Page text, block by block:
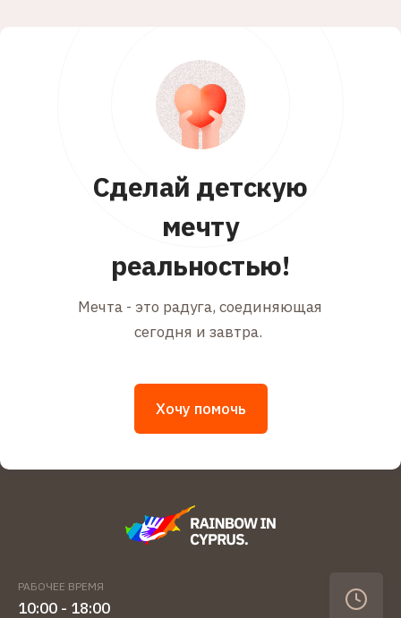
Сделай детскую
мечту
реальностью!
Мечта - это радуга, соединяющая
сегодня и завтра.
Хочу помочь
РАБОЧЕЕ ВРЕМЯ
10:00 - 18:00